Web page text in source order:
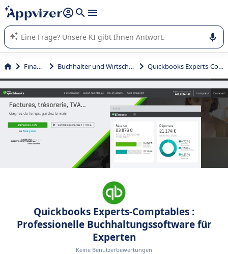
beantworten (mehrere Zeilen mit
Die KI von Appvizer führt Sie bei der Nutzung oder Auswahl
von SaaS-Software in Unternehmen.
Finanzen Buchhalter und Wirtschaftsprüfer Quickbooks Experts-Comptables
Quickbooks Experts-Comptables :
Professionelle Buchhaltungssoftware für
Experten
Keine Benutzerbewertungen